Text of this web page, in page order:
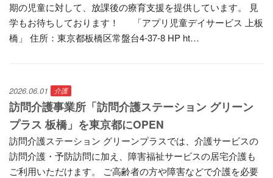
期の児童に対して、放課後の療育支援を提供しています。 見
学もお待ちしております！ 「アプリ児童デイサービス 上板
橋」 住所：東京都板橋区常盤台4-37-8 HP ht…
2026.06.01 介護
訪問介護事業所「訪問介護ステーション グリーン
プラス 板橋」を東京都にOPEN
訪問介護ステーション グリーンプラスでは、介護サービスの
訪問介護・予防訪問に加え、障害福祉サービスの居宅介護も
ご利用いただけます。 ご高齢者の方や障害などで介護を必要